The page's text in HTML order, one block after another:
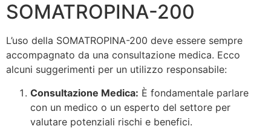
SOMATROPINA-200
L’uso della SOMATROPINA-200 deve essere sempre
accompagnato da una consultazione medica. Ecco
alcuni suggerimenti per un utilizzo responsabile:
Consultazione Medica: È fondamentale parlare
con un medico o un esperto del settore per
valutare potenziali rischi e benefici.